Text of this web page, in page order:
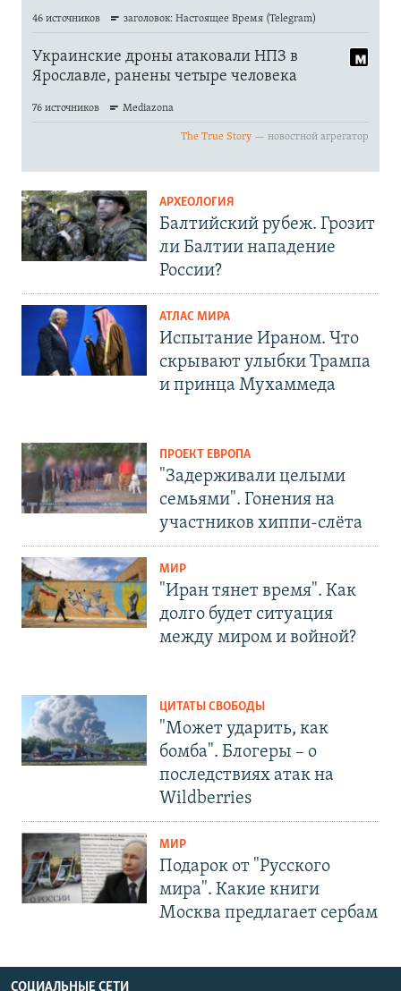
АРХЕОЛОГИЯ
Балтийский рубеж. Грозит
ли Балтии нападение
России?
АТЛАС МИРА
Испытание Ираном. Что
скрывают улыбки Трампа
и принца Мухаммеда
ПРОЕКТ ЕВРОПА
"Задерживали целыми
семьями". Гонения на
участников хиппи-слёта
МИР
"Иран тянет время". Как
долго будет ситуация
между миром и войной?
ЦИТАТЫ СВОБОДЫ
"Может ударить, как
бомба". Блогеры – о
последствиях атак на
Wildberries
МИР
Подарок от "Русского
мира". Какие книги
Москва предлагает сербам
СОЦИАЛЬНЫЕ СЕТИ